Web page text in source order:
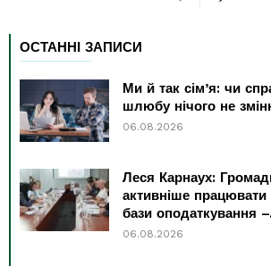
ОСТАННІ ЗАПИСИ
Ми й так сім’я: чи
шлюбу нічого не
06.08.2026
Леся Карнаух:
активніше
бази оподаткування
06.08.2026